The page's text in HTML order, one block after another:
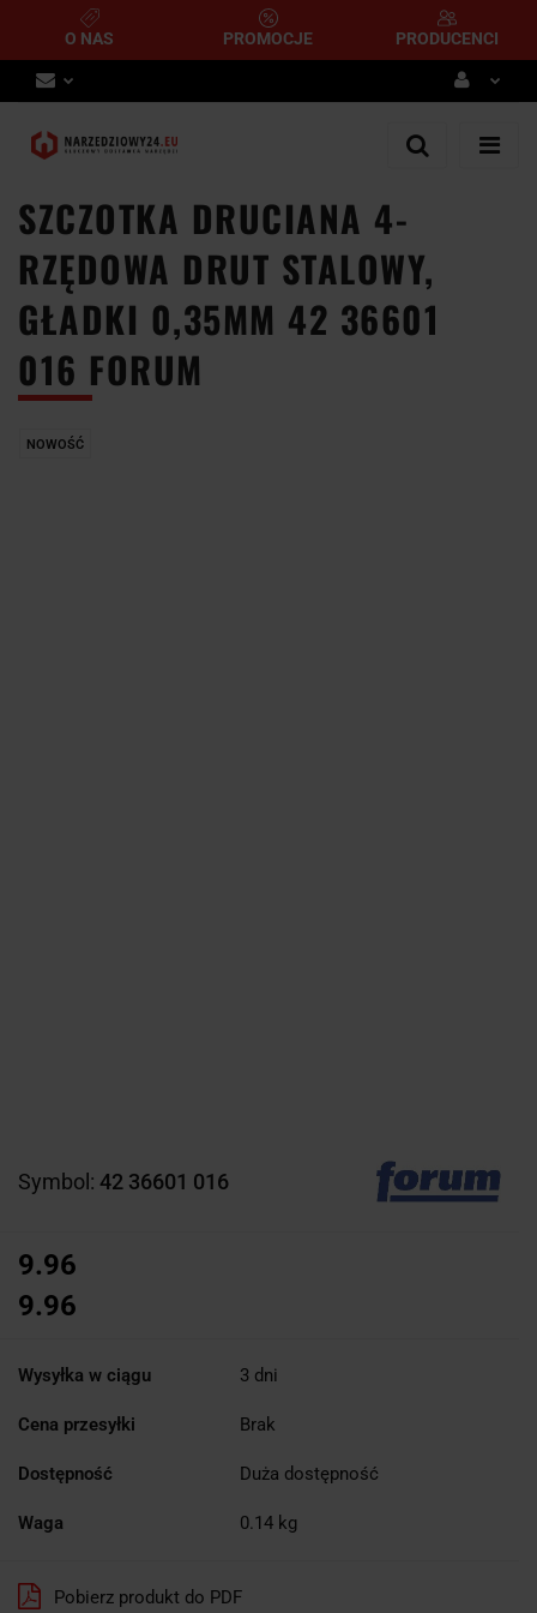
O NAS PROMOCJE PRODUCENCI
Zaloguj się
Dodaj zgłoszenie
SZCZOTKA DRUCIANA 4-
RZĘDOWA DRUT STALOWY,
GŁADKI 0,35MM 42 36601
016 FORUM
NOWOŚĆ
Symbol: 42 36601 016
9.96
9.96
Wysyłka w ciągu 3 dni
Cena przesyłki Brak
Dostępność Duża dostępność
Waga 0.14 kg
Pobierz produkt do PDF